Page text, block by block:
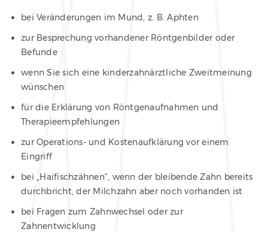
bei Veränderungen im Mund, z. B. Aphten
zur Besprechung vorhandener Röntgenbilder oder
Befunde
wenn Sie sich eine kinderzahnärztliche Zweitmeinung
wünschen
für die Erklärung von Röntgenaufnahmen und
Therapieempfehlungen
zur Operations- und Kostenaufklärung vor einem
Eingriff
bei „Haifischzähnen“, wenn der bleibende Zahn bereits
durchbricht, der Milchzahn aber noch vorhanden ist
bei Fragen zum Zahnwechsel oder zur
Zahnentwicklung